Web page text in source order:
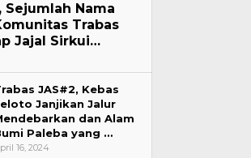
Sejumlah Nama
Trabas
Jajal Sirkui…
JAS#2, Kebas
Janjikan Jalur
dan Alam
Paleba yang …
16, 2024